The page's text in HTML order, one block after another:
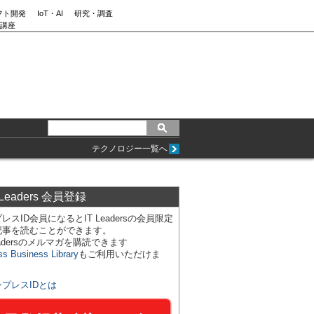
ト開発 IoT・AI
研究・調査
座
テクノロジー一覧へ
会員登録
スID会員になるとIT Leadersの会員限定
を読むことができます。
のメルマガを購読できます
Business Libraryもご利用いただけま
プレスIDとは